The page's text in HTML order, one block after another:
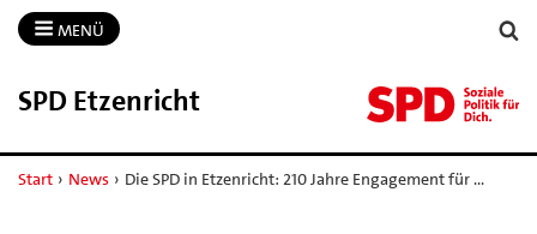
MENÜ
SPD Etzenricht
Start › News › Die SPD in Etzenricht: 210 Jahre Engagement für …